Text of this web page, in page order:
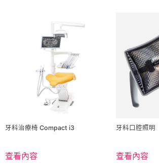
牙科治療椅 Compact i3
查看內容
牙科口腔照明
查看內容